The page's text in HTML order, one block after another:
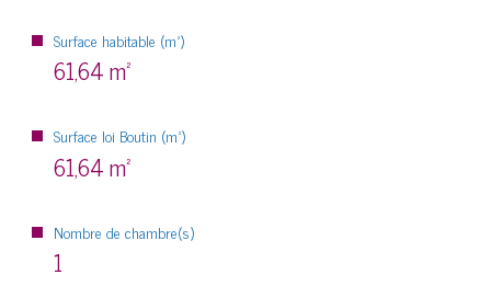
Surface habitable (m²)
61,64 m²
Surface loi Boutin (m²)
61,64 m²
Nombre de chambre(s)
1